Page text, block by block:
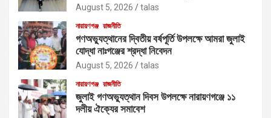
August 5, 2026 talas
নারায়ণগঞ্জ রাজনীতি
গণঅভ্যুত্থানের দ্বিতীয় বর্ষপূর্তি উপলক্ষে আমরা জুলাই
যোদ্ধা নাঃগঞ্জের শ্রদ্ধা নিবেদন
August 5, 2026 talas
নারায়ণগঞ্জ রাজনীতি
জুলাই গণঅভ্যুত্থান দিবস উপলক্ষে নারায়ণগঞ্জে ১১
দলীয় ঐক্যের সমাবেশ